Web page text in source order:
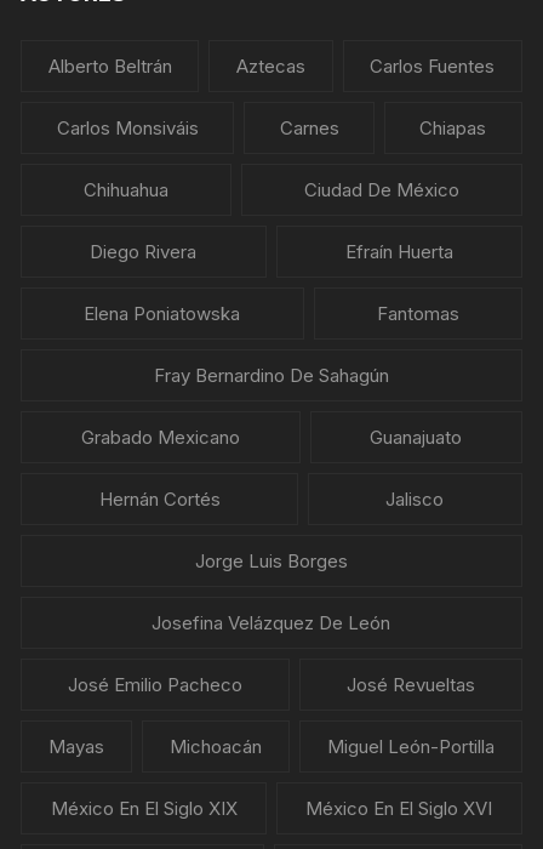
Alberto Beltrán Aztecas Carlos Fuentes
Carlos Monsiváis Carnes Chiapas
Chihuahua Ciudad De México
Diego Rivera Efraín Huerta
Elena Poniatowska Fantomas
Fray Bernardino De Sahagún
Grabado Mexicano Guanajuato
Hernán Cortés Jalisco
Jorge Luis Borges
Josefina Velázquez De León
José Emilio Pacheco José Revueltas
Mayas Michoacán Miguel León-Portilla
México En El Siglo XIX México En El Siglo XVI